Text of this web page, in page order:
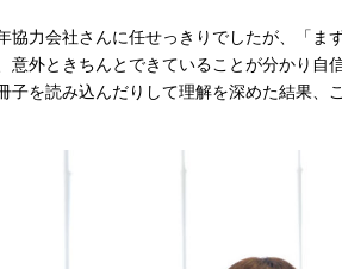
協力会社さんに任せっきりでしたが、「
意外ときちんとできていることが分かり自
子を読み込んだりして理解を深めた結果、